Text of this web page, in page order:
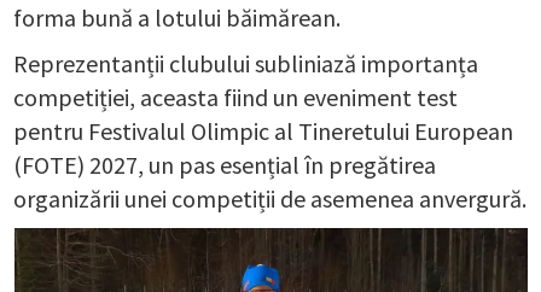
forma bună a lotului băimărean.
Reprezentanții clubului subliniază importanța
competiției, aceasta fiind un eveniment test
pentru Festivalul Olimpic al Tineretului European
(FOTE) 2027, un pas esențial în pregătirea
organizării unei competiții de asemenea anvergură.